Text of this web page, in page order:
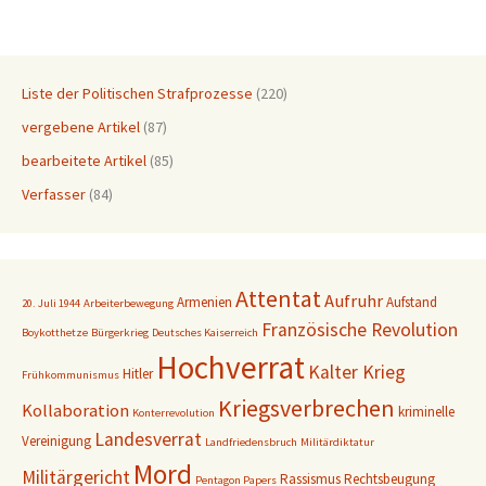
Liste der Politischen Strafprozesse (220)
vergebene Artikel (87)
bearbeitete Artikel (85)
Verfasser (84)
20. Juli 1944 Arbeiterbewegung Armenien AttentatAufruhrAufstand
Boykotthetze Bürgerkrieg Deutsches Kaiserreich Französische Revolution
Frühkommunismus Hitler Hochverrat Kalter Krieg
Kollaboration Konterrevolution Kriegsverbrechen kriminelle
Vereinigung Landesverrat Landfriedensbruch Militärdiktatur
Militärgericht Mord Pentagon Papers RassismusRechtsbeugung